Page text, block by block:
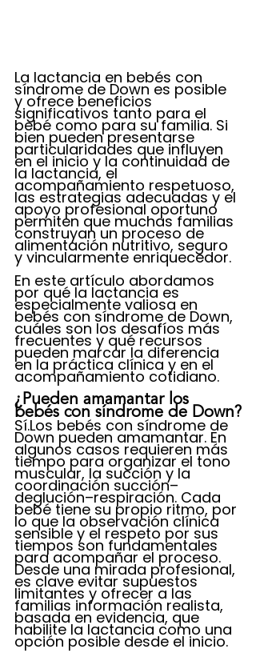
La lactancia en bebés con
síndrome de Down es posible
y ofrece beneficios
significativos tanto para el
bebé como para su familia. Si
bien pueden presentarse
particularidades que influyen
en el inicio y la continuidad de
la lactancia, el
acompañamiento respetuoso,
las estrategias adecuadas y el
apoyo profesional oportuno
permiten que muchas familias
construyan un proceso de
alimentación nutritivo, seguro
y vincularmente enriquecedor.
En este artículo abordamos
por qué la lactancia es
especialmente valiosa en
bebés con síndrome de Down,
cuáles son los desafíos más
frecuentes y qué recursos
pueden marcar la diferencia
en la práctica clínica y en el
acompañamiento cotidiano.
¿Pueden amamantar los
bebés con síndrome de Down?
Sí.Los bebés con síndrome de
Down pueden amamantar. En
algunos casos requieren más
tiempo para organizar el tono
muscular, la succión y la
coordinación succión–
deglución–respiración. Cada
bebé tiene su propio ritmo, por
lo que la observación clínica
sensible y el respeto por sus
tiempos son fundamentales
para acompañar el proceso.
Desde una mirada profesional,
es clave evitar supuestos
limitantes y ofrecer a las
familias información realista,
basada en evidencia, que
habilite la lactancia como una
opción posible desde el inicio.